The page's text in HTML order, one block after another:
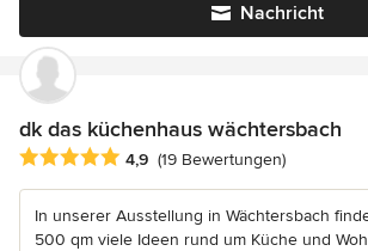
Nachricht
dk das küchenhaus wächtersbach
Durchschnittliche Bewertung: 4.9 von 5
4,9 (19 Bewertungen)
In unserer Ausstellung in Wächtersbach
500 qm viele Ideen rund um Küche und